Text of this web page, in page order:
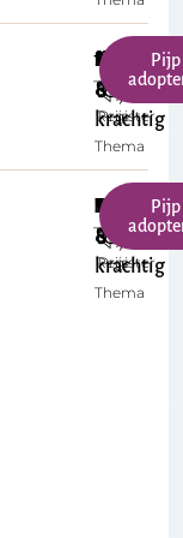
f°
Toonhoogte
Majestueus
&
krachtig
Thema
Dulciaan
8'
Register
Formaat
€
35.00
Prijs
Pijp
B
Toonhoogte
Majestueus
&
krachtig
Thema
Dulciaan
8'
Register
Formaat
€
35.00
Prijs
Pijp